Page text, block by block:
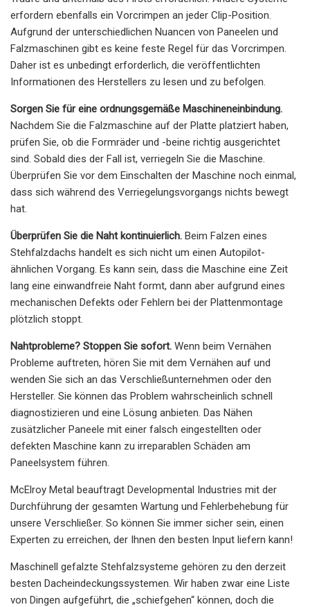
erfordern ebenfalls ein Vorcrimpen an jeder Clip-Position.
Aufgrund der unterschiedlichen Nuancen von Paneelen und
Falzmaschinen gibt es keine feste Regel für das Vorcrimpen.
Daher ist es unbedingt erforderlich, die veröffentlichten
Informationen des Herstellers zu lesen und zu befolgen.
Sorgen Sie für eine ordnungsgemäße Maschineneinbindung.
Nachdem Sie die Falzmaschine auf der Platte platziert haben,
prüfen Sie, ob die Formräder und -beine richtig ausgerichtet
sind. Sobald dies der Fall ist, verriegeln Sie die Maschine.
Überprüfen Sie vor dem Einschalten der Maschine noch einmal,
dass sich während des Verriegelungsvorgangs nichts bewegt
hat.
Überprüfen Sie die Naht kontinuierlich. Beim Falzen eines
Stehfalzdachs handelt es sich nicht um einen Autopilot-
ähnlichen Vorgang. Es kann sein, dass die Maschine eine Zeit
lang eine einwandfreie Naht formt, dann aber aufgrund eines
mechanischen Defekts oder Fehlern bei der Plattenmontage
plötzlich stoppt.
Nahtprobleme? Stoppen Sie sofort. Wenn beim Vernähen
Probleme auftreten, hören Sie mit dem Vernähen auf und
wenden Sie sich an das Verschließunternehmen oder den
Hersteller. Sie können das Problem wahrscheinlich schnell
diagnostizieren und eine Lösung anbieten. Das Nähen
zusätzlicher Paneele mit einer falsch eingestellten oder
defekten Maschine kann zu irreparablen Schäden am
Paneelsystem führen.
McElroy Metal beauftragt Developmental Industries mit der
Durchführung der gesamten Wartung und Fehlerbehebung für
unsere Verschließer. So können Sie immer sicher sein, einen
Experten zu erreichen, der Ihnen den besten Input liefern kann!
Maschinell gefalzte Stehfalzsysteme gehören zu den derzeit
besten Dacheindeckungssystemen. Wir haben zwar eine Liste
von Dingen aufgeführt, die „schiefgehen“ können, doch die